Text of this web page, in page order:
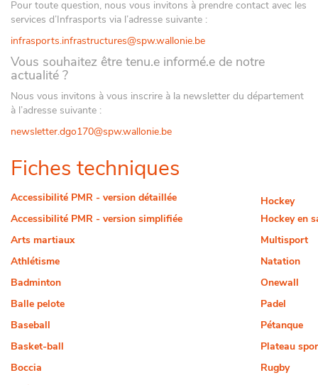
Pour toute question, nous vous invitons à prendre contact avec les
services d’Infrasports via l’adresse suivante :
infrasports.infrastructures@spw.wallonie.be
Vous souhaitez être tenu.e informé.e de notre
actualité ?
Nous vous invitons à vous inscrire à la newsletter du département
à l’adresse suivante :
newsletter.dgo170@spw.wallonie.be
Fiches techniques
Accessibilité PMR - version détaillée
Hockey
Accessibilité PMR - version simplifiée
Hockey en
Arts martiaux
Multisport
Athlétisme
Natation
Badminton
Onewall
Balle pelote
Padel
Baseball
Pétanque
Basket-ball
Plateau
Boccia
Rugby